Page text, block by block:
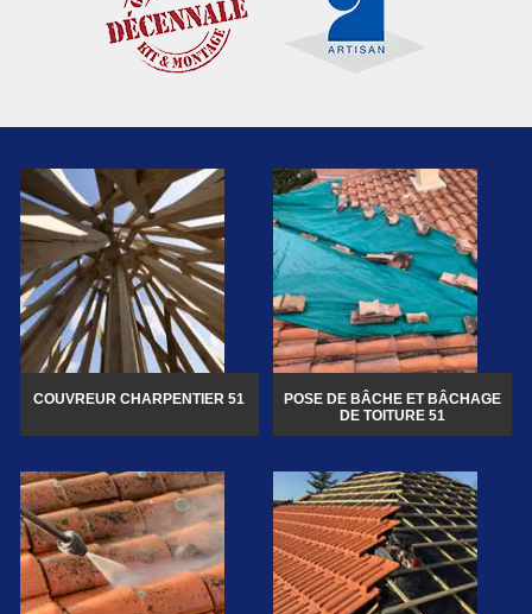
COUVREUR CHARPENTIER 51
POSE DE BÂCHE ET BÂCHAGE
DE TOITURE 51